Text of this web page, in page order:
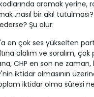
aramak yerine,
,nasıl bir akıl
Şu olur:
en çok ses yükselten
alalım ve soralım, çok
CHP en son ne zaman,
iktidar olmasının
iktidar olma süresi